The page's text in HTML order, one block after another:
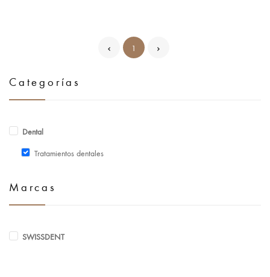
Categorías
Dental
Tratamientos dentales
Marcas
SWISSDENT
1